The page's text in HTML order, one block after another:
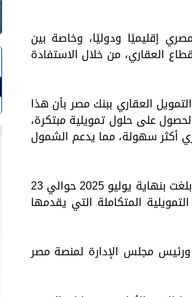
إقليميًا ودوليًا، وخاصة بين
العقاري، من خلال الاستفادة
العقاري ببنك مصر بأن هذا
على حلول تمويلية مبتكرة،
أكثر سهولة، مما يدعم الشمول
وأشارت الأستاذة / هند فهمي- إلى أن محفظة التمويل العقاري بالبنك بلغت بنهاية يوليو 2025 حوالي 23
بفضل البرامج التمويلية المتكاملة التي يقدمها
مجلس الإدارة لمنصة مصر